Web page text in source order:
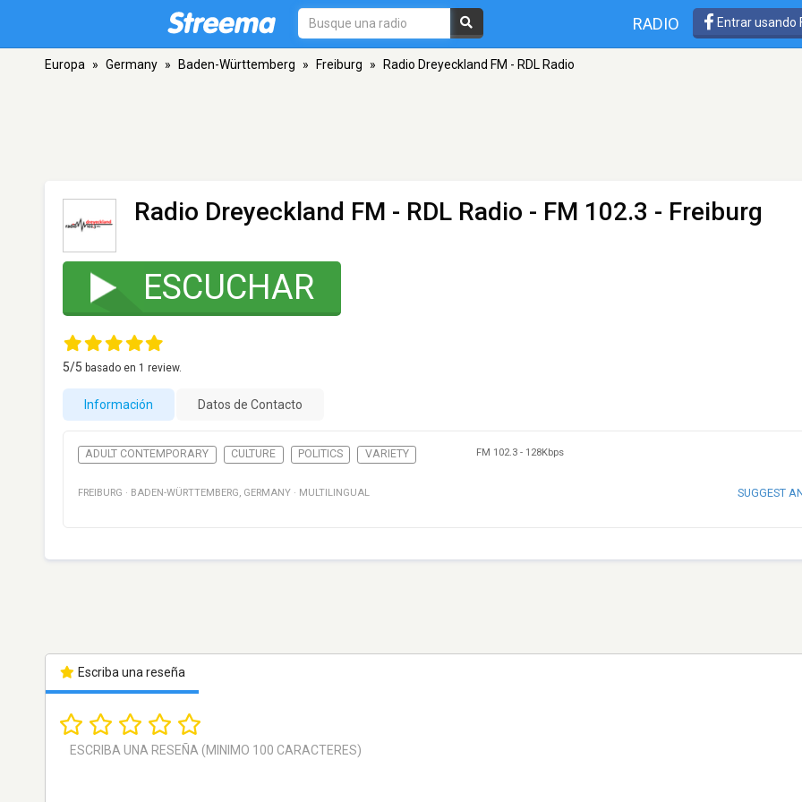
RADIO Entrar usando
Europa » Germany » Baden-Württemberg » Freiburg » Radio Dreyeckland FM - RDL Radio
Radio Dreyeckland FM - RDL Radio - FM 102.3 - Freiburg
ESCUCHAR
5/5 basado en 1 review.
Información Datos de Contacto
ADULT CONTEMPORARY CULTURE POLITICS VARIETY FM 102.3 - 128Kbps
FREIBURG · BADEN-WÜRTTEMBERG, GERMANY · MULTILINGUAL SUGGEST
Escriba una reseña